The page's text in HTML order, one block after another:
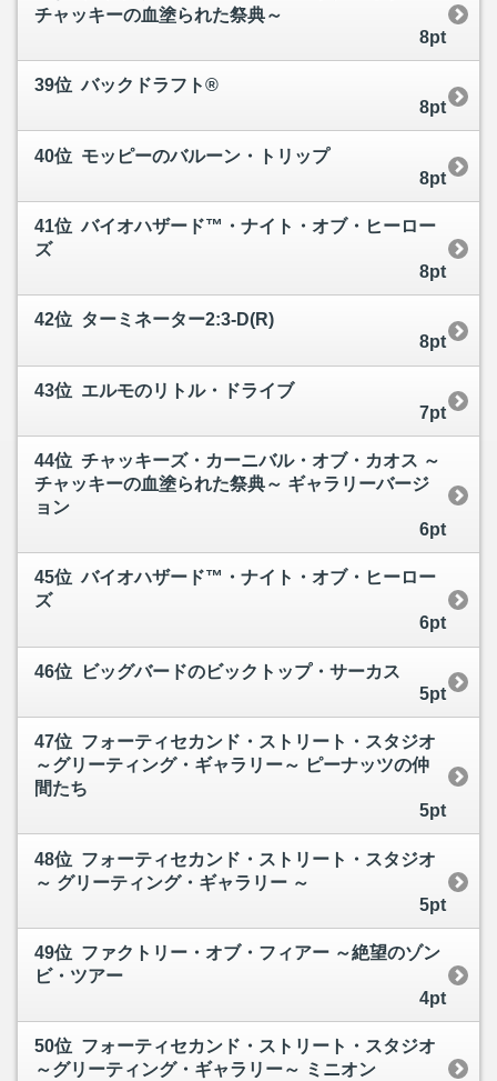
チャッキーの血塗られた祭典～
8pt
39位 バックドラフト®
8pt
40位 モッピーのバルーン・トリップ
8pt
41位 バイオハザード™・ナイト・オブ・ヒーロー
ズ
8pt
42位 ターミネーター2:3-D(R)
8pt
43位 エルモのリトル・ドライブ
7pt
44位 チャッキーズ・カーニバル・オブ・カオス ～
チャッキーの血塗られた祭典～ ギャラリーバージ
ョン
6pt
45位 バイオハザード™・ナイト・オブ・ヒーロー
ズ
6pt
46位 ビッグバードのビックトップ・サーカス
5pt
47位 フォーティセカンド・ストリート・スタジオ
～グリーティング・ギャラリー～ ピーナッツの仲
間たち
5pt
48位 フォーティセカンド・ストリート・スタジオ
～ グリーティング・ギャラリー ～
5pt
49位 ファクトリー・オブ・フィアー ～絶望のゾン
ビ・ツアー
4pt
50位 フォーティセカンド・ストリート・スタジオ
～グリーティング・ギャラリー～ ミニオン